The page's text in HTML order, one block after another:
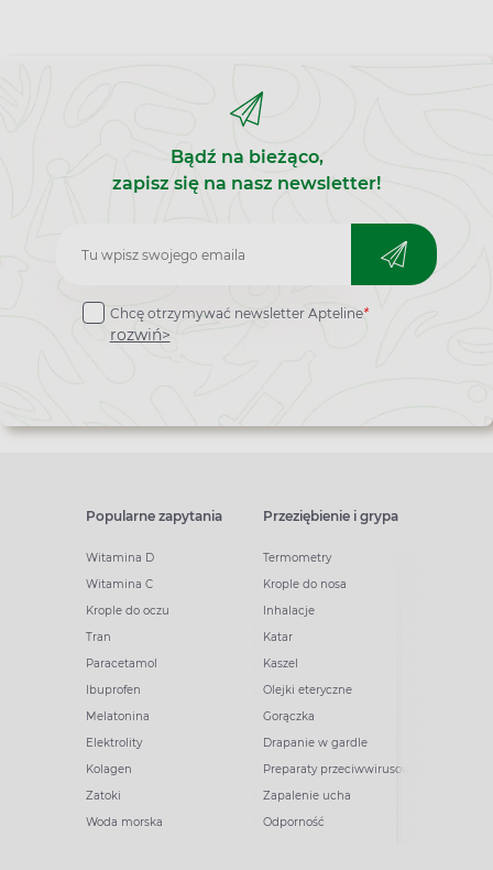
Bądź na bieżąco,
zapisz się na nasz newsletter!
Zapisz
do
newslettera
Chcę otrzymywać newsletter Apteline*
rozwiń>
Popularne zapytania
Witamina D
Witamina C
Krople do oczu
Tran
Paracetamol
Ibuprofen
Melatonina
Elektrolity
Kolagen
Zatoki
Woda morska
Przeziębienie i grypa
Termometry
Krople do nosa
Inhalacje
Katar
Kaszel
Olejki eteryczne
Gorączka
Drapanie w gardle
Preparaty przeciwwirusowe
Zapalenie ucha
Odporność